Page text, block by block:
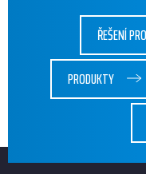
ŘEŠENÍ
PRODUKTY